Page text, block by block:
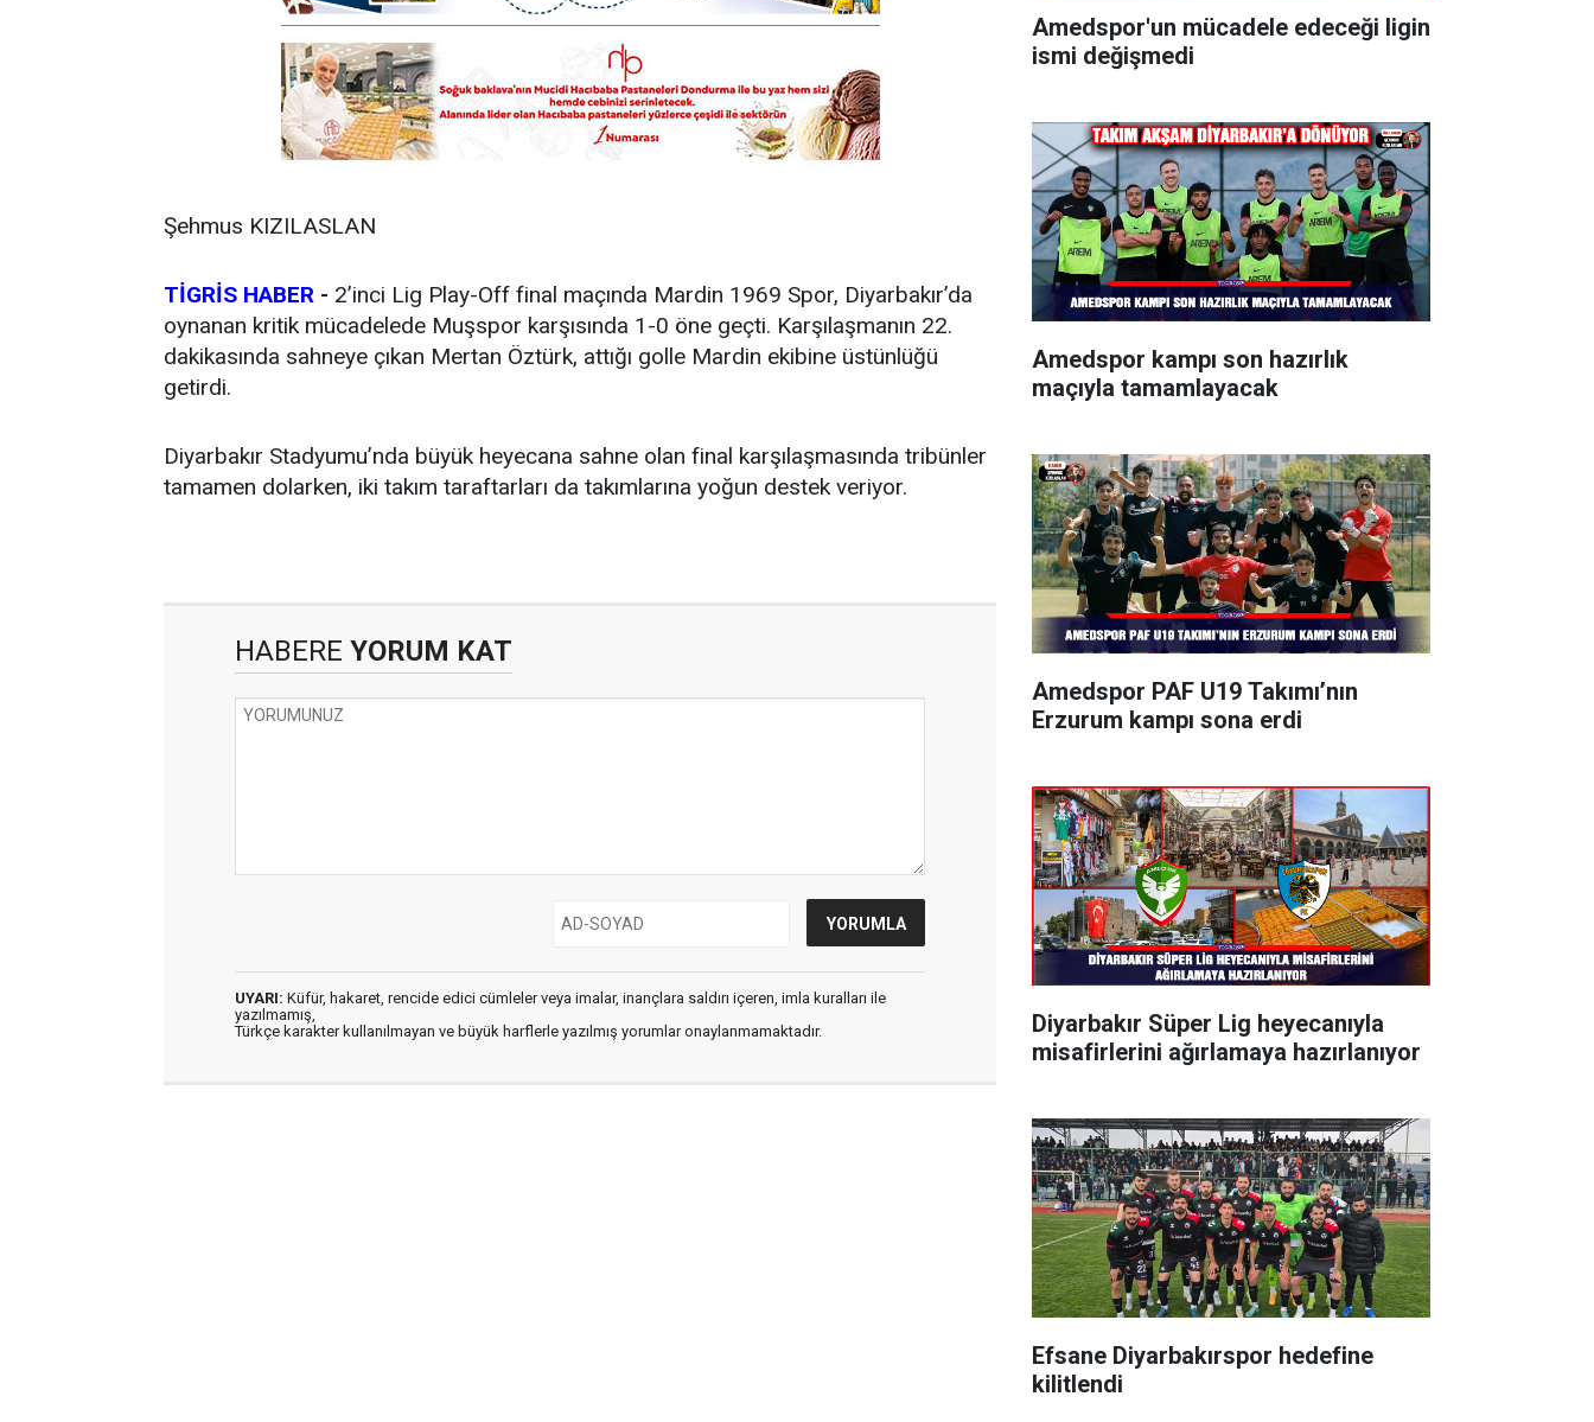
Şehmus KIZILASLAN
TİGRİS HABER - 2’inci Lig Play-Off final maçında Mardin 1969 Spor, Diyarbakır’da
oynanan kritik mücadelede Muşspor karşısında 1-0 öne geçti. Karşılaşmanın 22.
dakikasında sahneye çıkan Mertan Öztürk, attığı golle Mardin ekibine üstünlüğü
getirdi.
Diyarbakır Stadyumu’nda büyük heyecana sahne olan final karşılaşmasında tribünler
tamamen dolarken, iki takım taraftarları da takımlarına yoğun destek veriyor.
HABERE YORUM KAT
UYARI: Küfür, hakaret, rencide edici cümleler veya imalar, inançlara saldırı içeren, imla kuralları ile
yazılmamış,
Türkçe karakter kullanılmayan ve büyük harflerle yazılmış yorumlar onaylanmamaktadır.
Amedspor'un mücadele edeceği ligin
ismi değişmedi
Amedspor kampı son hazırlık
maçıyla tamamlayacak
Amedspor PAF U19 Takımı’nın
Erzurum kampı sona erdi
Diyarbakır Süper Lig heyecanıyla
misafirlerini ağırlamaya hazırlanıyor
Efsane Diyarbakırspor hedefine
kilitlendi